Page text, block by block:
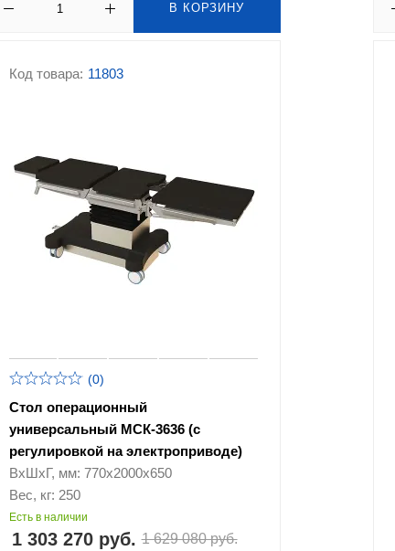
В КОРЗИНУ
Код товара: 11803
(0)
Стол операционный
универсальный МСК-3636 (с
регулировкой на электроприводе)
ВхШхГ, мм: 770х2000х650
Вес, кг: 250
Есть в наличии
1 303 270 руб. 1 629 080 руб.